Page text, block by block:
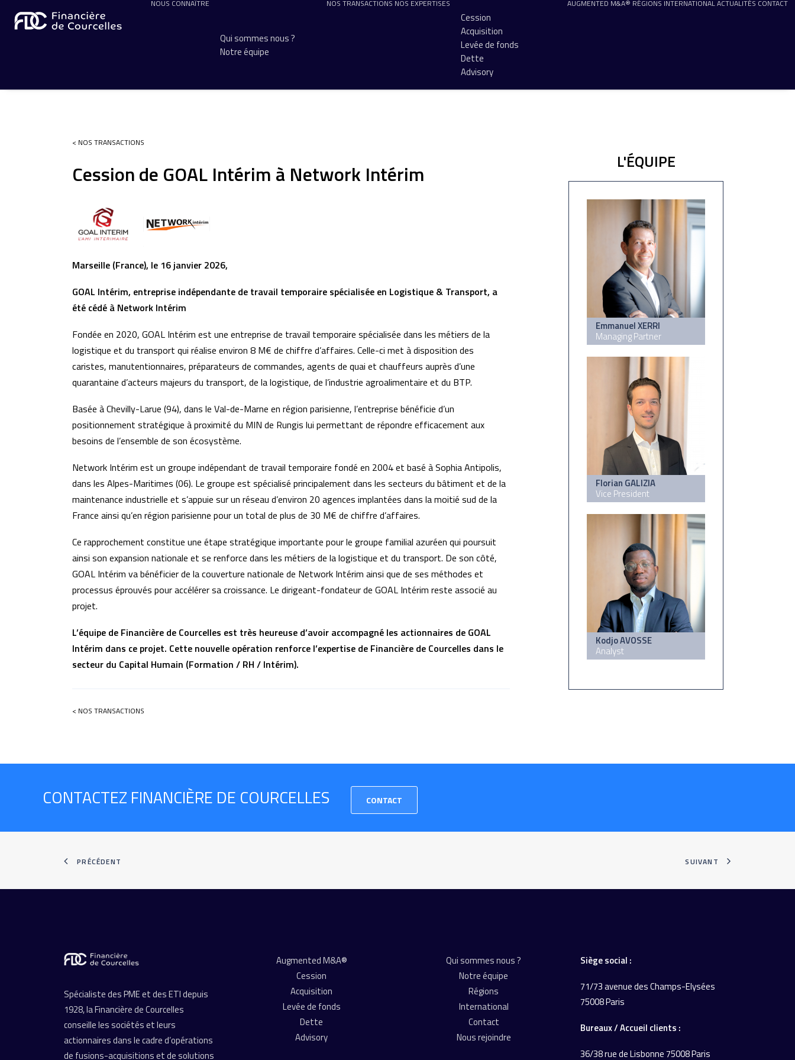
NOUS CONNAÎTRE
Qui sommes nous ?
Notre équipe
NOS TRANSACTIONS NOS EXPERTISES
Cession
Acquisition
Levée de fonds
Dette
Advisory
AUGMENTED M&A® RÉGIONS INTERNATIONALACTUALITÉS CONTACT
< NOS TRANSACTIONS
Cession de GOAL Intérim à Network Intérim
Marseille (France), le 16 janvier 2026,
GOAL Intérim, entreprise indépendante de travail temporaire spécialisée en Logistique & Transport, a
été cédé à Network Intérim
Fondée en 2020, GOAL Intérim est une entreprise de travail temporaire spécialisée dans les métiers de la
logistique et du transport qui réalise environ 8 M€ de chiffre d’affaires. Celle-ci met à disposition des
caristes, manutentionnaires, préparateurs de commandes, agents de quai et chauffeurs auprès d’une
quarantaine d’acteurs majeurs du transport, de la logistique, de l’industrie agroalimentaire et du BTP.
Basée à Chevilly-Larue (94), dans le Val-de-Marne en région parisienne, l’entreprise bénéficie d’un
positionnement stratégique à proximité du MIN de Rungis lui permettant de répondre efficacement aux
besoins de l’ensemble de son écosystème.
Network Intérim est un groupe indépendant de travail temporaire fondé en 2004 et basé à Sophia Antipolis,
dans les Alpes-Maritimes (06). Le groupe est spécialisé principalement dans les secteurs du bâtiment et de la
maintenance industrielle et s’appuie sur un réseau d’environ 20 agences implantées dans la moitié sud de la
France ainsi qu’en région parisienne pour un total de plus de 30 M€ de chiffre d’affaires.
Ce rapprochement constitue une étape stratégique importante pour le groupe familial azuréen qui poursuit
ainsi son expansion nationale et se renforce dans les métiers de la logistique et du transport. De son côté,
GOAL Intérim va bénéficier de la couverture nationale de Network Intérim ainsi que de ses méthodes et
processus éprouvés pour accélérer sa croissance. Le dirigeant-fondateur de GOAL Intérim reste associé au
projet.
L’équipe de Financière de Courcelles est très heureuse d’avoir accompagné les actionnaires de GOAL
Intérim dans ce projet. Cette nouvelle opération renforce l’expertise de Financière de Courcelles dans le
secteur du Capital Humain (Formation / RH / Intérim).
< NOS TRANSACTIONS
L'ÉQUIPE
Emmanuel XERRI
Managing Partner
Florian GALIZIA
Vice President
Kodjo AVOSSE
Analyst
CONTACTEZ FINANCIÈRE DE COURCELLES CONTACT
PRÉCÉDENT SUIVANT
Spécialiste des PME et des ETI depuis
1928, la Financière de Courcelles
conseille les sociétés et leurs
actionnaires dans le cadre d’opérations
de fusions-acquisitions et de solutions
Augmented M&A®
Cession
Acquisition
Levée de fonds
Dette
Advisory
Qui sommes nous ?
Notre équipe
Régions
International
Contact
Nous rejoindre
Siège social :
71/73 avenue des Champs-Elysées
75008 Paris
Bureaux / Accueil clients :
36/38 rue de Lisbonne75008 Paris